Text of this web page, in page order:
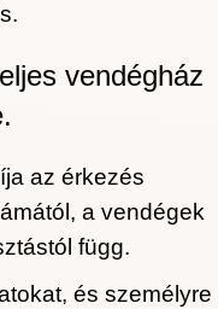
vendégház
az érkezés
a vendégek
függ.
és személyre